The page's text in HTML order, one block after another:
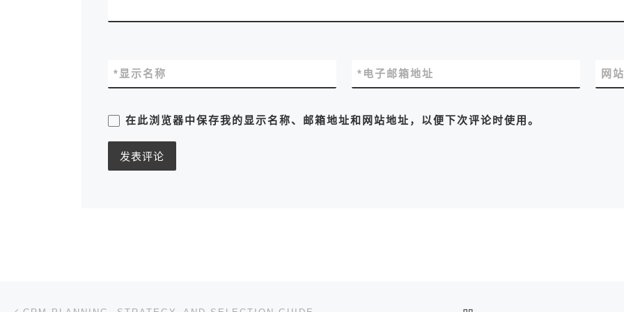
显示名称
* 电子邮箱地址
* 网
在此浏览器中保存我的显示名称、邮箱地址和网站地址，以便下次评论时使用。
文章导航